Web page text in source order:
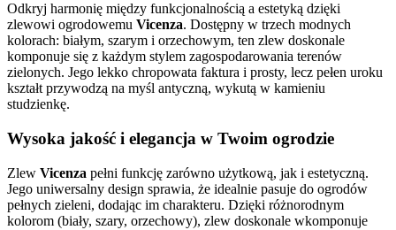
Odkryj harmonię między funkcjonalnością a estetyką dzięki
zlewowi ogrodowemu Vicenza. Dostępny w trzech modnych
kolorach: białym, szarym i orzechowym, ten zlew doskonale
komponuje się z każdym stylem zagospodarowania terenów
zielonych. Jego lekko chropowata faktura i prosty, lecz pełen uroku
kształt przywodzą na myśl antyczną, wykutą w kamieniu
studzienkę.
Wysoka jakość i elegancja w Twoim ogrodzie
Zlew Vicenza pełni funkcję zarówno użytkową, jak i estetyczną.
Jego uniwersalny design sprawia, że idealnie pasuje do ogrodów
pełnych zieleni, dodając im charakteru. Dzięki różnorodnym
kolorom (biały, szary, orzechowy), zlew doskonale wkomponuje